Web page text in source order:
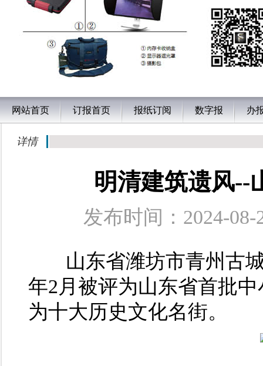
网站首页 订报首页 报纸订阅 数字报 办
详情
明清建筑遗风--
发布时间：2024-
山东省潍坊市青州古
年2月被评为山东省首批
为十大历史文化名街。